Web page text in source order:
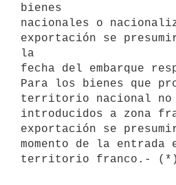
bienes
nacionales o
exportación se
la
fecha del embarque
Para los bienes que
territorio nacional no
introducidos a zona
exportación se
momento de la